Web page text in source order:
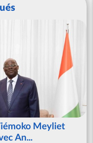
Meyliet
An...